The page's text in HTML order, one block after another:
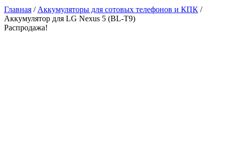
Главная / Аккумуляторы для сотовых телефонов и КПК /
Аккумулятор для LG Nexus 5 (BL-T9)
Распродажа!